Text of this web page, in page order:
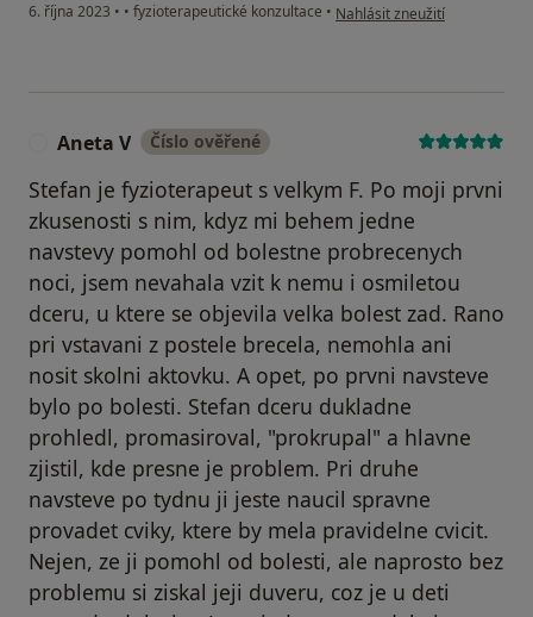
6. října 2023 • • fyzioterapeutické konzultace • podle názoru uživatele Váš
Nahlásit zneužití
Aneta V Číslo ověřené
Stefan je fyzioterapeut s velkym F. Po moji prvni
zkusenosti s nim, kdyz mi behem jedne
navstevy pomohl od bolestne probrecenych
noci, jsem nevahala vzit k nemu i osmiletou
dceru, u ktere se objevila velka bolest zad. Rano
pri vstavani z postele brecela, nemohla ani
nosit skolni aktovku. A opet, po prvni navsteve
bylo po bolesti. Stefan dceru dukladne
prohledl, promasiroval, "prokrupal" a hlavne
zjistil, kde presne je problem. Pri druhe
navsteve po tydnu ji jeste naucil spravne
provadet cviky, ktere by mela pravidelne cvicit.
Nejen, ze ji pomohl od bolesti, ale naprosto bez
problemu si ziskal jeji duveru, coz je u deti